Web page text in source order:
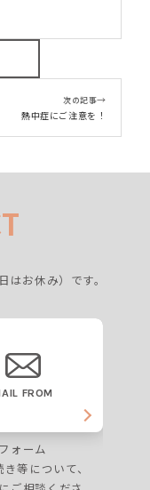
次の記事→
熱中症にご注意を！
はお休み）です。
FROM
フォーム
等について、